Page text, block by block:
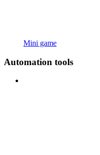
Mini game
Automation tools